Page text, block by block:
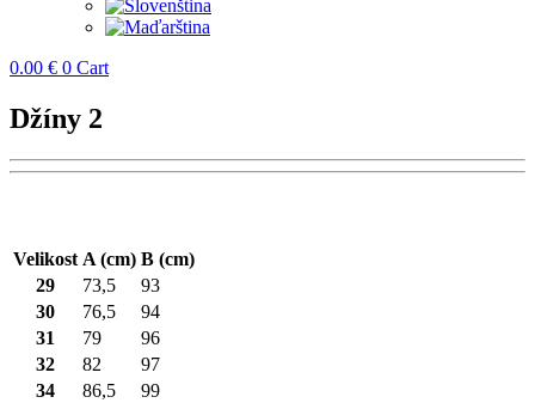
0.00 € 0 Cart
Džíny 2
Velikost A (cm) B (cm)
29
73,5
93
30
76,5
94
31
79
96
32
82
97
34
86,5
99